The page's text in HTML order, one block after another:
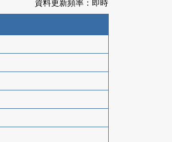
資料更新頻率：即時